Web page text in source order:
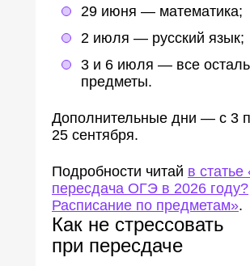
29 июня — математика;
2 июля — русский язык;
3 и 6 июля — все
предметы.
Дополнительные дни — с 3
25 сентября.
Подробности читай в статье
пересдача ОГЭ в 2026 году?
Расписание по предметам».
Как не стрессовать
при пересдаче